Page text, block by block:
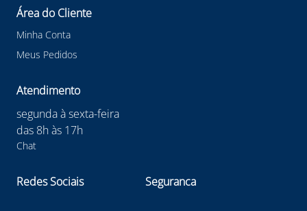
Área do Cliente
Minha Conta
Meus Pedidos
Atendimento
segunda à sexta-feira
das 8h às 17h
Chat
Redes Sociais Seguranca